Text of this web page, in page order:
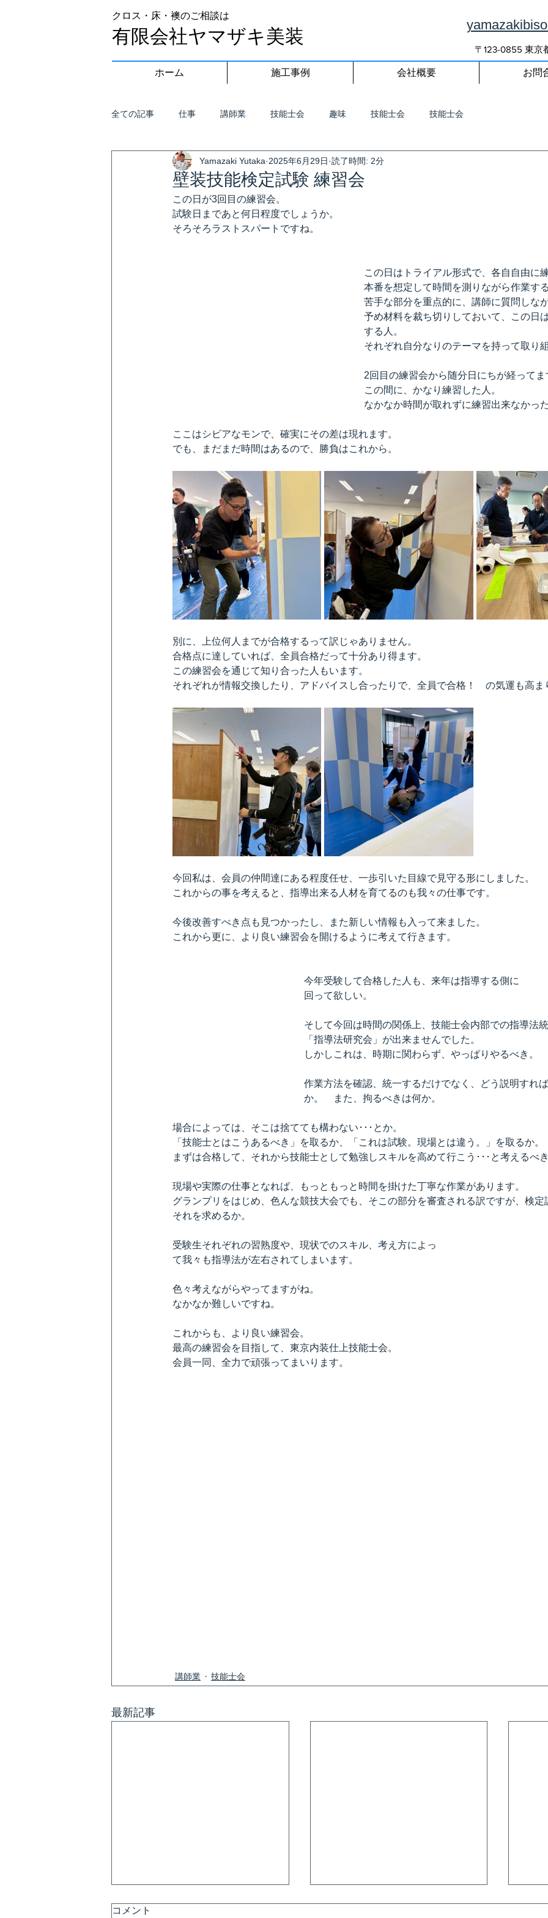
クロス・床・襖のご相談は
有限会社ヤマザキ美装
〒123-0855 東京
ホーム 施工事例 会社概要 お問
全ての記事 仕事 講師業 技能士会 趣味 技能士会 技能士会
壁装技能検定試験 練習会
Yamazaki Yutaka 2025年6月29日 読了時間: 2分
この日が3回目の練習会。
試験日まであと何日程度でしょうか。
そろそろラストスパートですね。
この日はトライアル形式で、各自自由に
本番を想定して時間を測りながら作業す
苦手な部分を重点的に、講師に質問しな
予め材料を裁ち切りしておいて、この日
する人。
それぞれ自分なりのテーマを持って取り
2回目の練習会から随分日にちが経ってま
この間に、かなり練習した人。
なかなか時間が取れずに練習出来なかっ
ここはシビアなモンで、確実にその差は現れます。
でも、まだまだ時間はあるので、勝負はこれから。
別に、上位何人までが合格するって訳じゃありません。
合格点に達していれば、全員合格だって十分あり得ます。
この練習会を通じて知り合った人もいます。
それぞれが情報交換したり、アドバイスし合ったりで、全員で合格！　の気運も高ま
今回私は、会員の仲間達にある程度任せ、一歩引いた目線で見守る形にしました。
これからの事を考えると、指導出来る人材を育てるのも我々の仕事です。
今後改善すべき点も見つかったし、また新しい情報も入って来ました。
これから更に、より良い練習会を開けるように考えて行きます。
今年受験して合格した人も、来年は指導する側に
回って欲しい。
そして今回は時間の関係上、技能士会内部での指導法
「指導法研究会」が出来ませんでした。
しかしこれは、時期に関わらず、やっぱりやるべき。
作業方法を確認、統一するだけでなく、どう説明すれ
か。　また、拘るべきは何か。
場合によっては、そこは捨てても構わない･･･とか。
「技能士とはこうあるべき」を取るか、「これは試験。現場とは違う。」を取るか。
まずは合格して、それから技能士として勉強しスキルを高めて行こう･･･と考えるべ
現場や実際の仕事となれば、もっともっと時間を掛けた丁寧な作業があります。
グランプリをはじめ、色んな競技大会でも、そこの部分を審査される訳ですが、検定
それを求めるか。
受験生それぞれの習熟度や、現状でのスキル、考え方によっ
て我々も指導法が左右されてしまいます。
色々考えながらやってますがね。
なかなか難しいですね。
これからも、より良い練習会。
最高の練習会を目指して、東京内装仕上技能士会。
会員一同、全力で頑張ってまいります。
講師業 技能士会
最新記事
コメント